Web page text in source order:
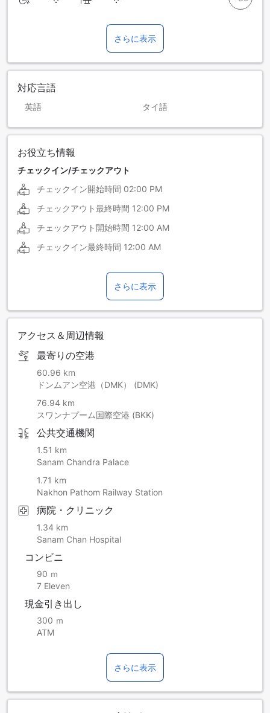
さらに表示
対応言語
英語 タイ語
お役立ち情報
チェックイン/チェックアウト
チェックイン開始時間 02:00 PM
チェックアウト最終時間 12:00 PM
チェックアウト開始時間 12:00 AM
チェックイン最終時間 12:00 AM
さらに表示
アクセス＆周辺情報
最寄りの空港
60.96 km
ドンムアン空港（DMK） (DMK)
76.94 km
スワンナプーム国際空港 (BKK)
公共交通機関
1.51 km
Sanam Chandra Palace
1.71 km
Nakhon Pathom Railway Station
病院・クリニック
1.34 km
Sanam Chan Hospital
コンビニ
90 ｍ
7 Eleven
現金引き出し
300 ｍ
ATM
さらに表示